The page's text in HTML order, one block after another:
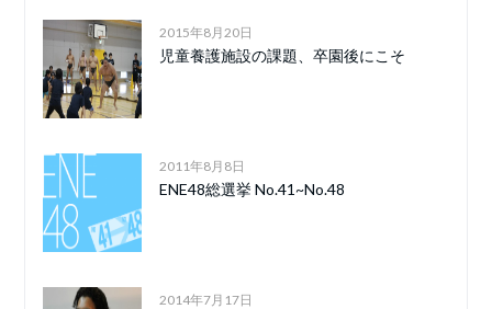
2015年8月20日
児童養護施設の課題、卒園後にこそ
2011年8月8日
ENE48総選挙 No.41~No.48
2014年7月17日